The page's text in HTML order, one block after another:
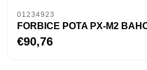
01234923
FORBICE POTA PX-M2
€90,76